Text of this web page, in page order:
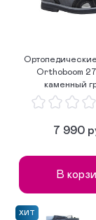
Orthoboom
каменный
7 990
В
ХИТ